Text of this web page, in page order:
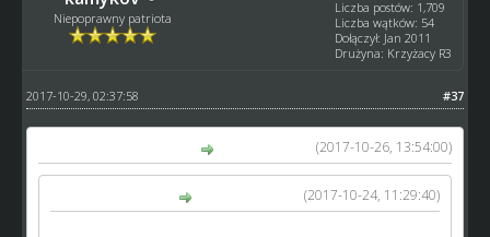
Niepoprawny patriota
Liczba postów: 1,709
Liczba wątków: 54
Dołączył: Jan 2011
Drużyna: Krzyżacy R3
#37
2017-10-29, 02:37:58
(2017-10-26, 13:54:00)
(2017-10-24, 11:29:40)